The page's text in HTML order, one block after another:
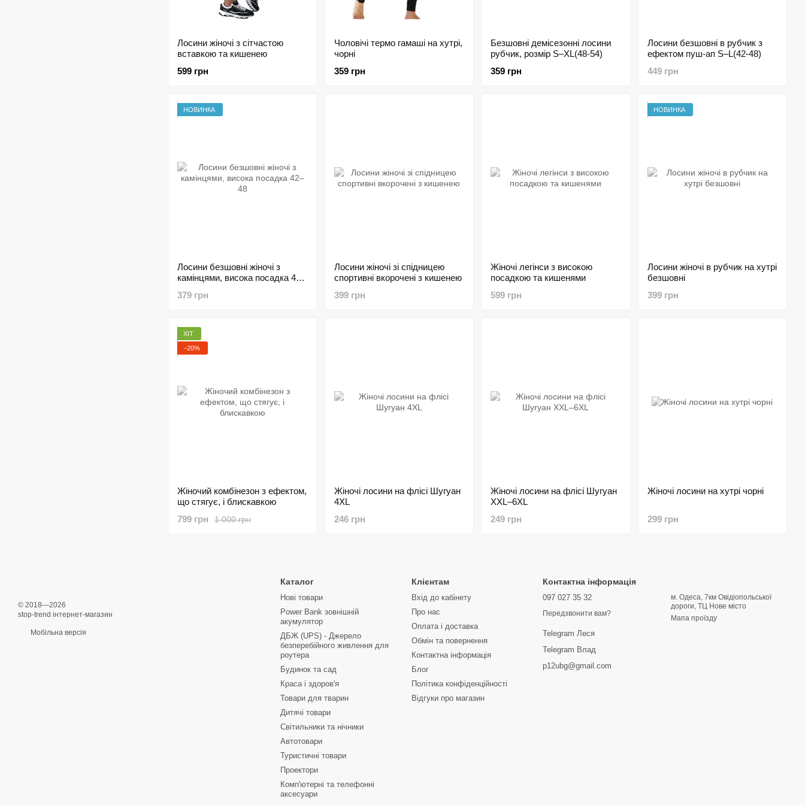
Лосини жіночі з сітчастою
вставкою та кишенею
599 грн
Чоловічі термо гамаші на хутрі,
чорні
359 грн
Безшовні демісезонні лосини
рубчик, розмір S–XL(48-54)
359 грн
Лосини безшовні в рубчик з
ефектом пуш-ап S–L(42-48)
449 грн
НОВИНКА
Лосини безшовні жіночі з
камінцями, висока посадка 42–
379 грн
Лосини жіночі зі спідницею
спортивні вкорочені з кишенею
399 грн
Жіночі легінси з високою
посадкою та кишенями
599 грн
НОВИНКА
Лосини жіночі в рубчик на хутрі
безшовні
399 грн
ХІТ
−20%
Жіночий комбінезон з ефектом,
що стягує, і блискавкою
1 000 грн
799 грн
Жіночі лосини на флісі Шугуан
4XL
246 грн
Жіночі лосини на флісі Шугуан
XXL–6XL
249 грн
Жіночі лосини на хутрі чорні
299 грн
© 2018—2026
stop-trend інтернет-магазин
Мобільна версія
Каталог
Нові товари
Power Bank зовнішній
акумулятор
ДБЖ (UPS) - Джерело
безперебійного живлення для
роутера
Будинок та сад
Краса і здоров'я
Товари для тварин
Дитячі товари
Світильники та нічники
Автотовари
Туристичні товари
Проектори
Комп'ютерні та телефонні
аксесуари
Клієнтам
Вхід до кабінету
Про нас
Оплата і доставка
Обмін та повернення
Контактна інформація
Блог
Політика конфіденційності
Відгуки про магазин
Контактна інформація
097 027 35 32
Передзвонити вам?
Telegram Леся
Telegram Влад
p12ubg@gmail.com
м. Одеса, 7км Овідіопольської
дороги, ТЦ Нове місто
Мапа проїзду